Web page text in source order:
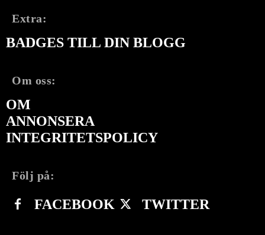
Extra:
BADGES TILL DIN BLOGG
Om oss:
OM
ANNONSERA
INTEGRITETSPOLICY
Följ på:
FACEBOOK TWITTER